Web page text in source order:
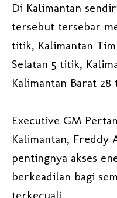
Di Kalimantan
tersebut tersebar
titik, Kalimantan
Selatan 5 titik,
Kalimantan Barat 28
Executive GM
Kalimantan, Freddy
pentingnya akses
berkeadilan bagi
terkecuali.